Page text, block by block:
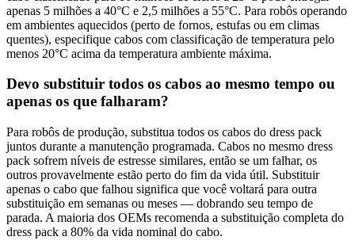
apenas 5 milhões a 40°C e 2,5 milhões a 55°C. Para robôs operando
em ambientes aquecidos (perto de fornos, estufas ou em climas
quentes), especifique cabos com classificação de temperatura pelo
menos 20°C acima da temperatura ambiente máxima.
Devo substituir todos os cabos ao mesmo tempo ou
apenas os que falharam?
Para robôs de produção, substitua todos os cabos do dress pack
juntos durante a manutenção programada. Cabos no mesmo dress
pack sofrem níveis de estresse similares, então se um falhar, os
outros provavelmente estão perto do fim da vida útil. Substituir
apenas o cabo que falhou significa que você voltará para outra
substituição em semanas ou meses — dobrando seu tempo de
parada. A maioria dos OEMs recomenda a substituição completa do
dress pack a 80% da vida nominal do cabo.